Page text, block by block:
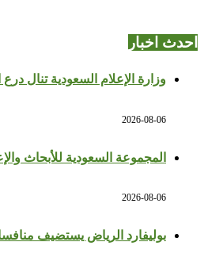
احدث اخبار
وزارة الإعلام السعودية تنال
2026-08-06
المجموعة السعودية للأبحاث والإعلام تحقق 34.8 مليون ريال أرباحًا في
2026-08-06
بوليفارد الرياض يستضيف